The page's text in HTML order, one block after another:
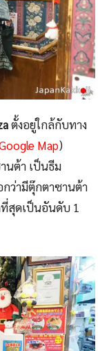
ตั้งอยู่ใกล้กับทาง
Map)
นต้า เป็นธีม
ว่ามีตุ๊กตาซานต้า
สุดเป็นอันดับ 1